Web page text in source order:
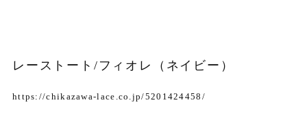
レーストート/フィオレ（ネイビー）
https://chikazawa-lace.co.jp/5201424458/